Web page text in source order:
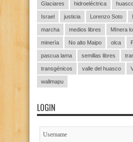
Glaciares hidroeléctrica
Israel justicia Lorenzo Soto
marcha medios libres MInera
minería No alto Maipo olca
pascua lama semillas libres
transgénicos valle del huasco
wallmapu
LOGIN